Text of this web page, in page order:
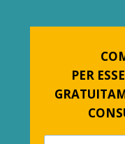
PER
Nome